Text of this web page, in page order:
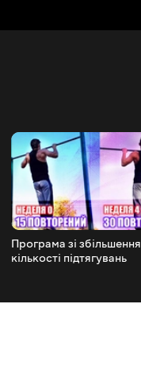
Програма зі збільшення
кількості підтягувань